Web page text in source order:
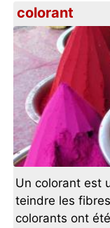
colorant
Un colorant est
teindre les
colorants ont